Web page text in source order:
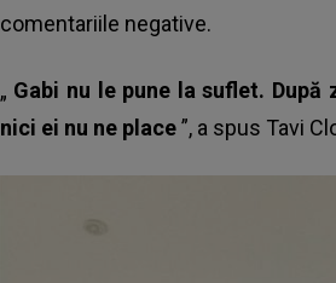
comentariile negative.
„ Gabi nu le pune la suflet.
nici ei nu ne place”, a spus Tavi